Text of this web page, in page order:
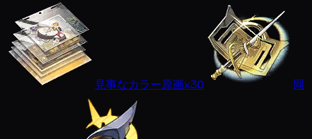
見事なカラー原画x30 同